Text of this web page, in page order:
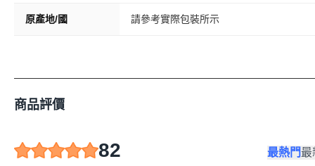
原產地/國 請參考實際包裝所示
商品評價
82 最熱門最